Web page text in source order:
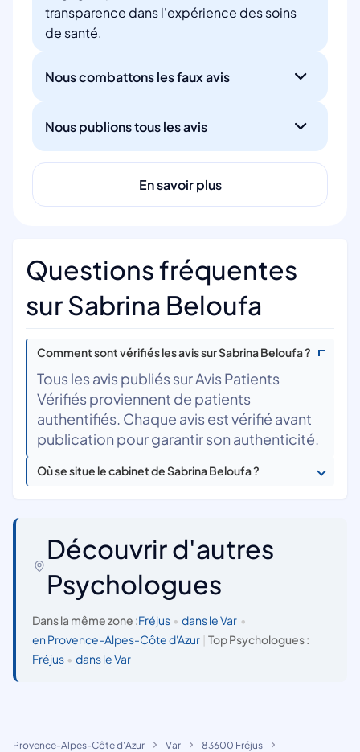
transparence dans l'expérience des soins
de santé.
Nous combattons les faux avis
Nous publions tous les avis
En savoir plus
Questions fréquentes
sur Sabrina Beloufa
Comment sont vérifiés les avis sur Sabrina Beloufa ?
Tous les avis publiés sur Avis Patients
Vérifiés proviennent de patients
authentifiés. Chaque avis est vérifié avant
publication pour garantir son authenticité.
Où se situe le cabinet de Sabrina Beloufa ?
Découvrir d'autres
Psychologues
Dans la même zone :Fréjus • dans le Var •
en Provence-Alpes-Côte d'Azur
Top Psychologues :
Fréjus • dans le Var
Provence-Alpes-Côte d'Azur Var 83600 Fréjus